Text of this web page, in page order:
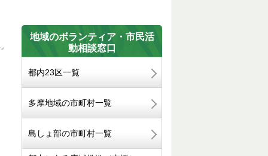
地域のボランティア・市民活
動相談窓口
都内23区一覧
多摩地域の市町村一覧
島しょ部の市町村一覧